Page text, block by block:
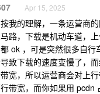
Apr 15, 2025
我的理解，一条运营商
路，下载是机动车道，
ok ，可是突然很多自行
致下载的速度变慢了，
宽，所以运营商会对上
带宽，而你如果用 pcdn